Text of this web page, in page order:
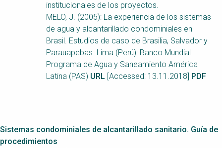
institucionales de los proyectos.
MELO, J. (2005): La experiencia de los sistemas
de agua y alcantarillado condominiales en
Brasil. Estudios de caso de Brasilia, Salvador y
Parauapebas. Lima (Perú): Banco Mundial.
Programa de Agua y Saneamiento América
Latina (PAS) URL [Accessed: 13.11.2018] PDF
Sistemas condominiales de alcantarillado sanitario. Guía de
procedimientos